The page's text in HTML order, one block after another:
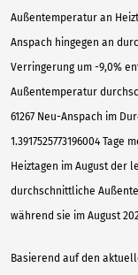
Außentemperatur an
Anspach hingegen an
Verringerung um -9,0%
Außentemperatur
61267 Neu-Anspach im
1.3917525773196004
Heiztagen im August der
durchschnittliche
während sie im August
Basierend auf den